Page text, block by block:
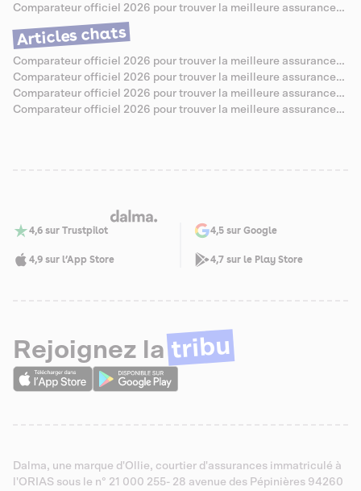
santé pour Bouledogue Anglais
Comparateur officiel 2026 pour trouver la meilleure assurance
santé pour Jack Russell
Articles chats
Comparateur officiel 2026 pour trouver la meilleure assurance
santé pour Chartreux
Comparateur officiel 2026 pour trouver la meilleure assurance
santé pour Sibérien
Comparateur officiel 2026 pour trouver la meilleure assurance
santé pour Abyssin
Comparateur officiel 2026 pour trouver la meilleure assurance
4,6 sur Trustpilot 4,5 sur Google
4,9 sur l’App Store 4,7 sur le Play Store
Rejoignez la tribu
Dalma, une marque d'Ollie, courtier d'assurances immatriculé à
l'ORIAS sous le n° 21 000 255- 28 avenue des Pépinières 94260